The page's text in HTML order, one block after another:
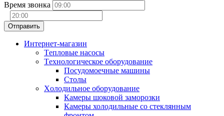
Время звонка
Интернет-магазин
Tепловые насосы
Tехнологическое оборудование
Посудомоечные машины
Столы
Xолодильное оборудование
Камеры шоковой заморозки
Камеры холодильные со стеклянным